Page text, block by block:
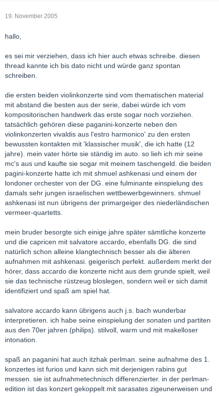
19. November 2005
hallo,
es sei mir verziehen, dass ich hier auch etwas schreibe. diesen
thread kannte ich bis dato nicht und würde ganz spontan
schreiben.
die ersten beiden violinkonzerte sind vom thematischen material
mit abstand die besten aus der serie, dabei würde ich vom
kompositorischen handwerk das erste sogar noch vorziehen.
tatsächlich gehören diese paganini-konzerte neben den
violinkonzerten vivaldis aus l'estro harmonico' zu den ersten
bewussten kontakten mit 'klassischer musik', die ich hatte (12
jahre). mein vater hörte sie ständig im auto. so lieh ich mir seine
mc's aus und kaufte sie sogar mit meinem taschengeld. die beiden
pagini-konzerte hatte ich mit shmuel ashkenasi und einem der
londoner orchester von der DG. eine fulminante einspielung des
damals sehr jungen israelischen wettbewerbgewinners. shmuel
ashkenasi ist nun übrigens der primargeiger des niederländischen
vermeer-quartetts.
mein bruder besorgte sich einige jahre später sämtliche konzerte
und die capricen mit salvatore accardo, ebenfalls DG. die sind
natürlich schon alleine klangtechnisch besser als die älteren
aufnahmen mit ashkenasi. geigerisch perfekt. außerdem merkt der
hörer, dass accardo die konzerte nicht aus dem grunde spielt, weil
sie das technische rüstzeug bloslegen, sondern weil er sich damit
identifiziert und spaß am spiel hat.
salvatore accardo kann übrigens auch j.s. bach wunderbar
interpretieren. ich habe seine einspielung der sonaten und partiten
aus den 70er jahren (philips). stilvoll, warm und mit makelloser
intonation.
spaß an paganini hat auch itzhak perlman. seine aufnahme des 1.
konzertes ist furios und kann sich mit derjenigen rabins gut
messen. sie ist aufnahmetechnisch differenzierter. in der perlman-
edition ist das konzert gekoppelt mit sarasates zigeunerweisen und